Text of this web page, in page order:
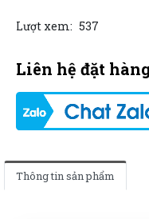
Lượt xem: 537
Liên hệ đặt
Thông tin sản phẩm